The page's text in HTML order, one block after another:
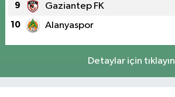
9 Gaziantep FK
10 Alanyaspor
Detaylar için tıklayın